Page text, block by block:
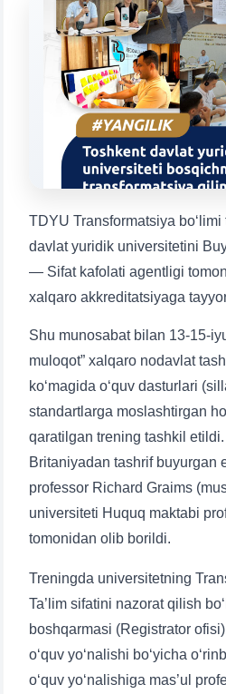
TDYU Transformatsiya
davlat yuridik universitetini
— Sifat kafolati agentligi
xalqaro akkreditatsiyaga
Shu munosabat bilan 13-15-
muloqot” xalqaro nodavlat
ko‘magida o‘quv dasturlari
standartlarga moslashtirgan
qaratilgan trening tashkil
Britaniyadan tashrif buyurgan
professor Richard Graims
universiteti Huquq maktabi
tomonidan olib borildi.
Treningda universitetning
Ta’lim sifatini nazorat qilish
boshqarmasi (Registrator
o‘quv yo‘nalishi bo‘yicha
o‘quv yo‘nalishiga mas’ul
Mavzuni tanlang — keyin shu
savollar chiqadi:
1. Hujjatlar (bakalavr) (5)
3. Suhbat (bakalavr) (8)
7. Call-center (4)